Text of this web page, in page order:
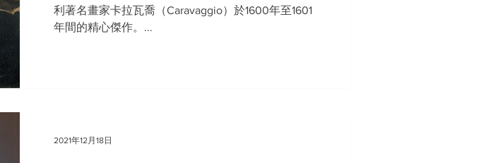
利著名畫家卡拉瓦喬（Caravaggio）於1600年至1601
年間的精心傑作。...
2021年12月18日